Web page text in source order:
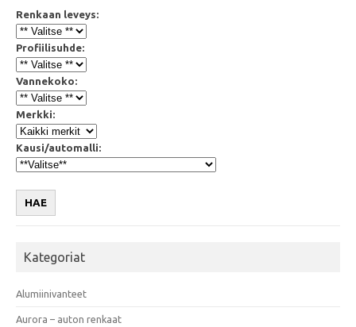
Renkaan leveys:
Profiilisuhde:
Vannekoko:
Merkki:
Kausi/automalli:
HAE
Kategoriat
Alumiinivanteet
Aurora – auton renkaat